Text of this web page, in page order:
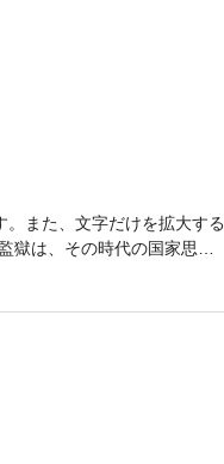
また、文字だけを拡大する
は、その時代の国家思想
極めた近代監獄、内部に経
コンテンツが収録されてい